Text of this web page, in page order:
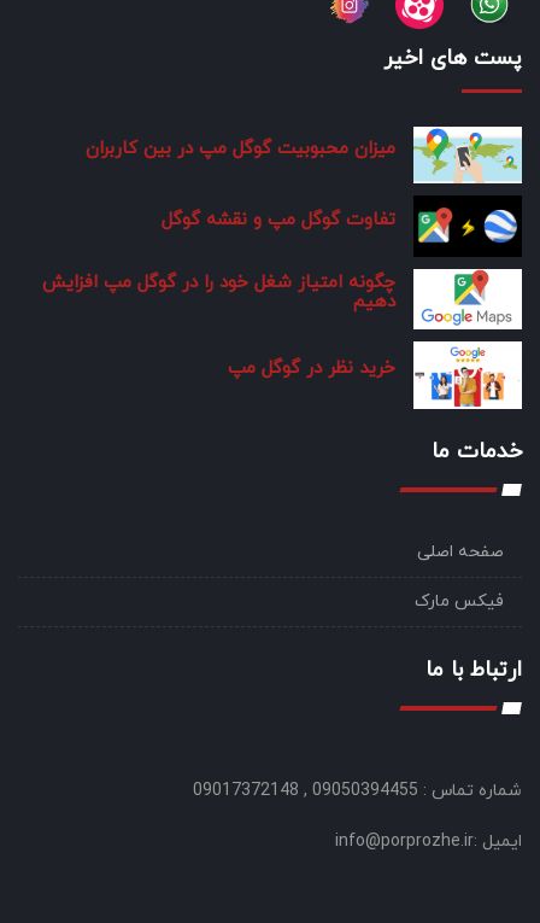
پست های اخیر
میزان محبوبیت گوگل مپ در بین کاربران
تفاوت گوگل مپ و نقشه گوگل
چگونه امتیاز شغل خود را در گوگل مپ افزایش
دهیم
خرید نظر در گوگل مپ
خدمات ما
صفحه اصلی
فیکس مارک
ارتباط با ما
شماره تماس : 09050394455 , 09017372148
ایمیل :info@porprozhe.ir